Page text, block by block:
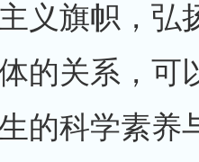
义旗帜，弘
的关系，可
的科学素养